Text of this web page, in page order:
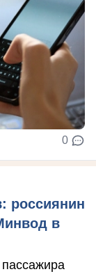
0
россиянин
в